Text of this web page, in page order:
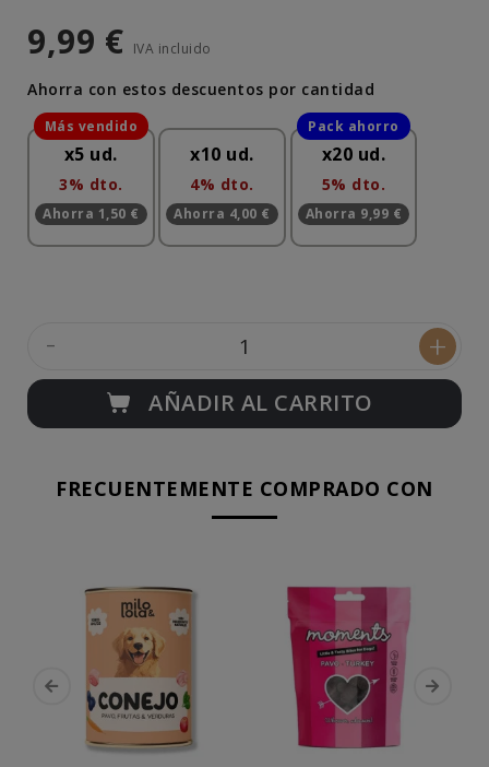
9,99 € IVA incluido
Ahorra con estos descuentos por cantidad
x5 ud.
3% dto.
Ahorra 1,50 €
x10 ud.
4% dto.
Ahorra 4,00 €
x20 ud.
5% dto.
Ahorra 9,99 €
- +
AÑADIR AL CARRITO
FRECUENTEMENTE COMPRADO CON